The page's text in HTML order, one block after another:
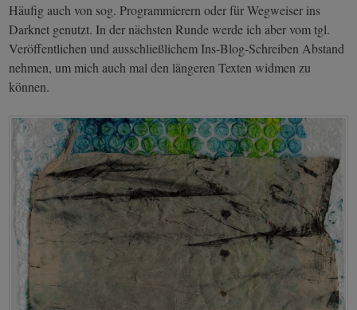
Häufig auch von sog. Programmierern oder für Wegweiser ins
Darknet genutzt. In der nächsten Runde werde ich aber vom tgl.
Veröffentlichen und ausschließlichem Ins-Blog-Schreiben Abstand
nehmen, um mich auch mal den längeren Texten widmen zu
können.